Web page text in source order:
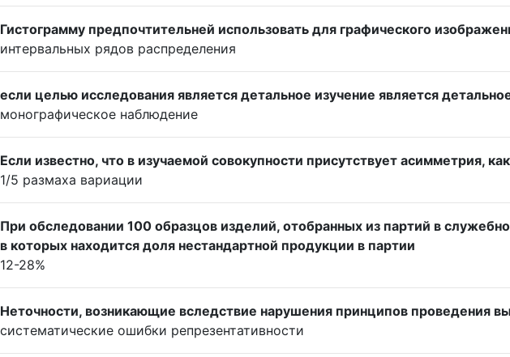
Гистограмму предпочтительней использовать для графического
интервальных рядов распределения
если целью исследования является детальное изучение является
монографическое наблюдение
Если известно, что в изучаемой совокупности присутствует асимметрия,
1/5 размаха вариации
При обследовании 100 образцов изделий, отобранных из партий в
в которых находится доля нестандартной продукции в партии
12-28%
Неточности, возникающие вследствие нарушения принципов проведения
систематические ошибки репрезентативности